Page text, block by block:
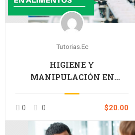
Tutorias.ec
HIGIENE Y
MANIPULACIÓN EN
0 0 $20.00